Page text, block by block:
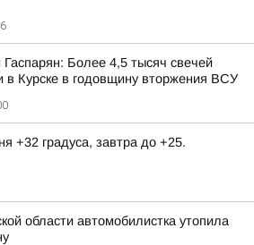
Более 4,5 тысяч свечей
в Курске в годовщину вторжения ВСУ
+32 градуса, завтра до +25.
области автомобилистка утопила